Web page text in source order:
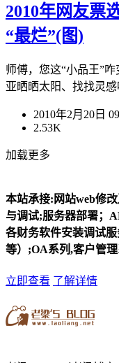
2010年网友票
“最烂”(图)
师傅，您这“小品王”
亚晒晒太阳、找找灵感
2010年2月20日
2.53K
加载更多
本站承接:网站web修
与调试;服务器部署；
各财务软件安装调试
等）;OA系列,客户管
立即查看 了解详情